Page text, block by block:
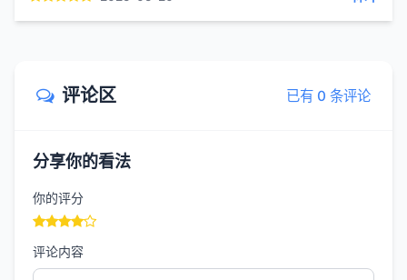
评论区 已有 0 条评论
分享你的看法
你的评分
评论内容